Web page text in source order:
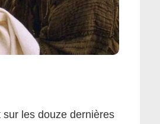
sur les douze dernières